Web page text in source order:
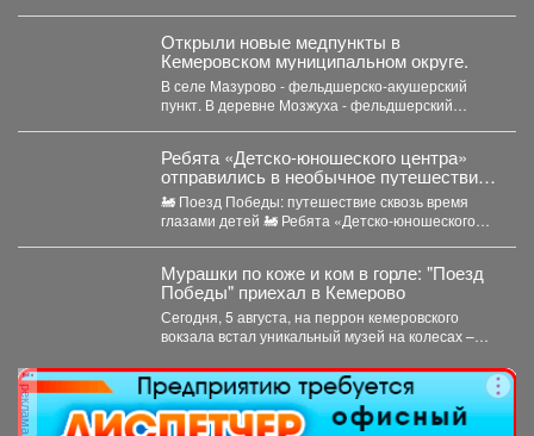
Открыли новые медпункты в
Кемеровском муниципальном округе.
В селе Мазурово - фельдшерско-акушерский
пункт. В деревне Мозжуха - фельдшерский
Ребята «Детско-юношеского центра»
отправились в необычное путешествие -
на борт «Поезда Победы».
🚂 Поезд Победы: путешествие сквозь время
глазами детей 🚂 Ребята «Детско-юношеского
Мурашки по коже и ком в горле: "Поезд
Победы" приехал в Кемерово
Сегодня, 5 августа, на перрон кемеровского
вокзала встал уникальный музей на колесах –
реклама